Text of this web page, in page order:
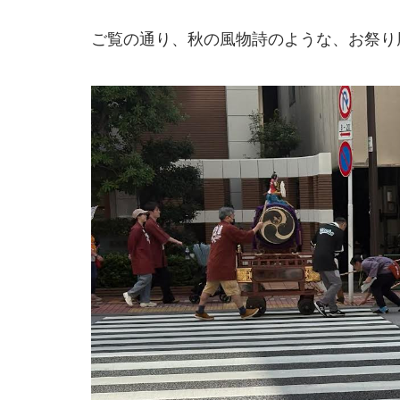
ご覧の通り、秋の風物詩のような、お祭